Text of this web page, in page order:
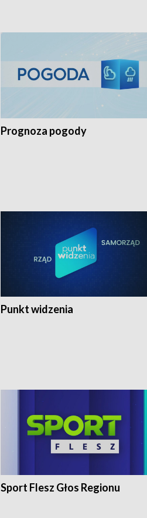
Prognoza pogody
Punkt widzenia
Sport Flesz Głos Regionu